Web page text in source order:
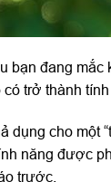
bạn đang mắc
trở thành
dụng cho một
năng được
trước.